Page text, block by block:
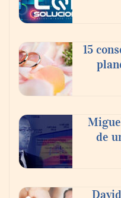
En el Día de la
mundo elige para
escogen
compromiso para
agosto
15
de